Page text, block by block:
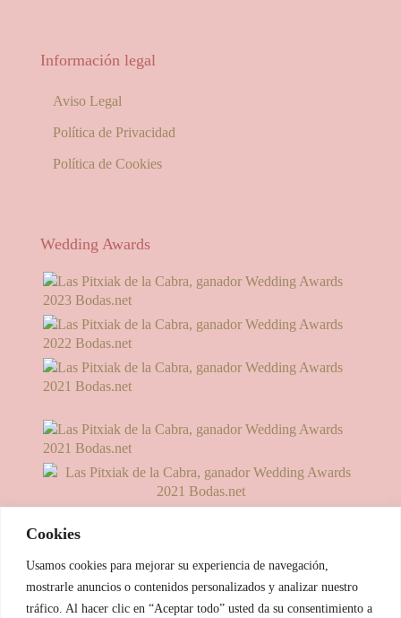
Cookies
Usamos cookies para mejorar su experiencia de navegación,
mostrarle anuncios o contenidos personalizados y analizar nuestro
tráfico. Al hacer clic en “Aceptar todo” usted da su consentimiento a
Información legal
Aviso Legal
Política de Privacidad
Política de Cookies
Wedding Awards